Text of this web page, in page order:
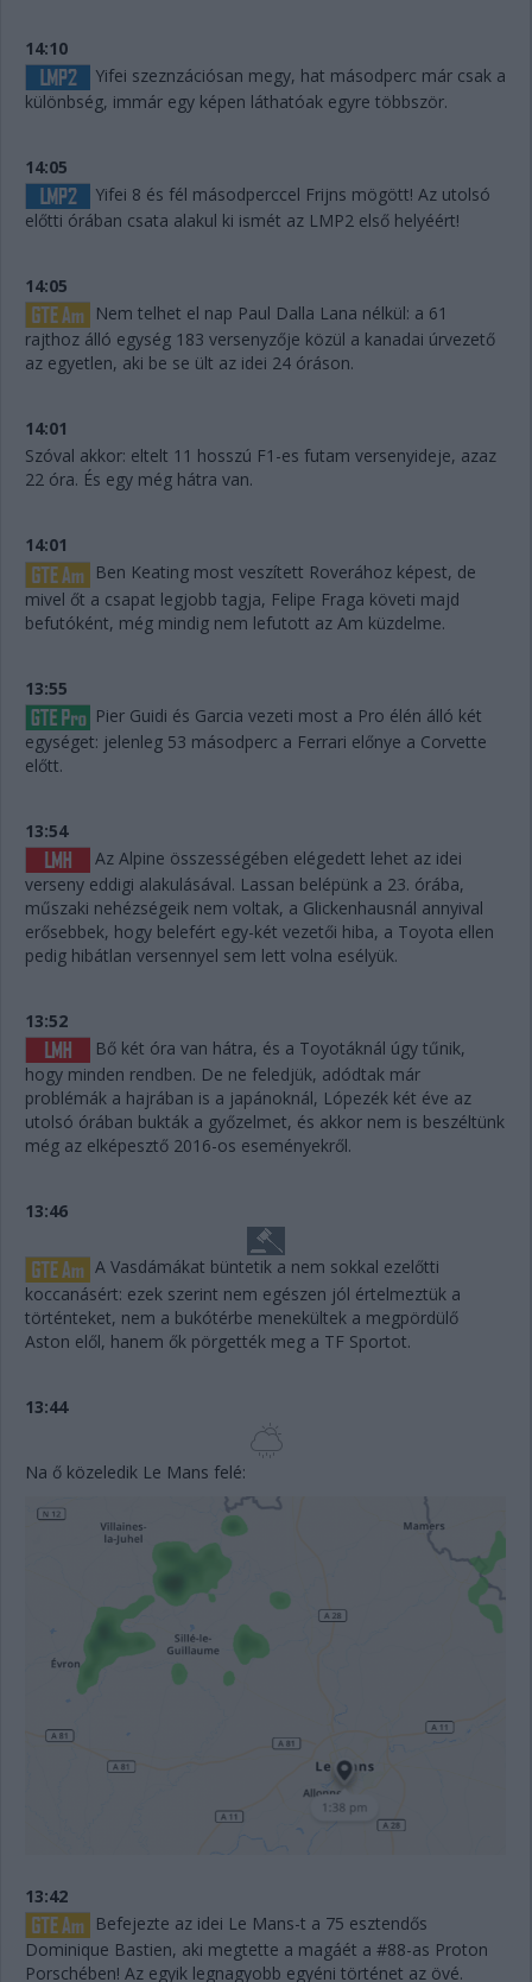
14:10
Yifei szeznzációsan megy, hat másodperc már csak a
különbség, immár egy képen láthatóak egyre többször.
14:05
Yifei 8 és fél másodperccel Frijns mögött! Az utolsó
előtti órában csata alakul ki ismét az LMP2 első helyéért!
14:05
Nem telhet el nap Paul Dalla Lana nélkül: a 61
rajthoz álló egység 183 versenyzője közül a kanadai úrvezető
az egyetlen, aki be se ült az idei 24 óráson.
14:01
Szóval akkor: eltelt 11 hosszú F1-es futam versenyideje, azaz
22 óra. És egy még hátra van.
14:01
Ben Keating most veszített Roverához képest, de
mivel őt a csapat legjobb tagja, Felipe Fraga követi majd
befutóként, még mindig nem lefutott az Am küzdelme.
13:55
Pier Guidi és Garcia vezeti most a Pro élén álló két
egységet: jelenleg 53 másodperc a Ferrari előnye a Corvette
előtt.
13:54
Az Alpine összességében elégedett lehet az idei
verseny eddigi alakulásával. Lassan belépünk a 23. órába,
műszaki nehézségeik nem voltak, a Glickenhausnál annyival
erősebbek, hogy belefért egy-két vezetői hiba, a Toyota ellen
pedig hibátlan versennyel sem lett volna esélyük.
13:52
Bő két óra van hátra, és a Toyotáknál úgy tűnik,
hogy minden rendben. De ne feledjük, adódtak már
problémák a hajrában is a japánoknál, Lópezék két éve az
utolsó órában bukták a győzelmet, és akkor nem is beszéltünk
még az elképesztő 2016-os eseményekről.
13:46
A Vasdámákat büntetik a nem sokkal ezelőtti
koccanásért: ezek szerint nem egészen jól értelmeztük a
történteket, nem a bukótérbe menekültek a megpördülő
Aston elől, hanem ők pörgették meg a TF Sportot.
13:44
Na ő közeledik Le Mans felé:
13:42
Befejezte az idei Le Mans-t a 75 esztendős
Dominique Bastien, aki megtette a magáét a #88-as Proton
Porschében! Az egyik legnagyobb egyéni történet az övé.